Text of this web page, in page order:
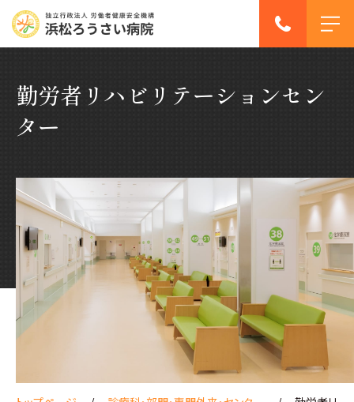
勤労者リハビリテーションセン
ター